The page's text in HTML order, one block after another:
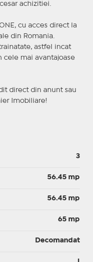
achizitiei.
cu acces direct la
din Romania.
astfel incat
cele mai avantajoase
direct din anunt sau
Imobiliare!
3
56.45 mp
56.45 mp
65 mp
Decomandat